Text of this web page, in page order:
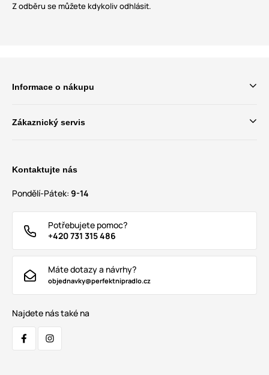
Z odběru se můžete kdykoliv odhlásit.
Informace o nákupu
Zákaznický servis
Kontaktujte nás
Pondělí-Pátek: 9-14
Potřebujete pomoc?
+420 731 315 486
Máte dotazy a návrhy?
objednavky@perfektnipradlo.cz
Najdete nás také na